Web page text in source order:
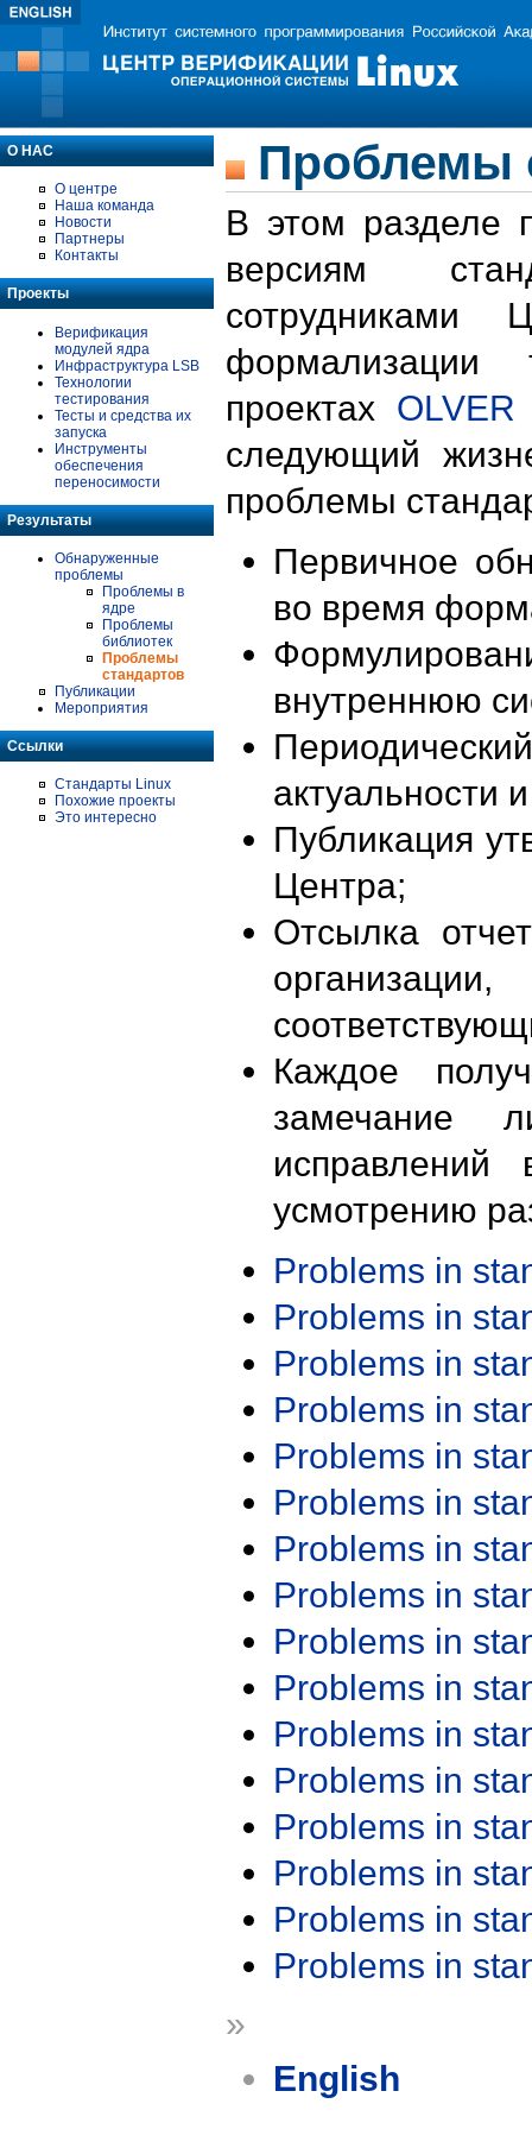
О НАС
О центре
Наша команда
Новости
Партнеры
Контакты
Проекты
Верификация
модулей ядра
Инфраструктура LSB
Технологии
тестирования
Тесты и средства их
запуска
Инструменты
обеспечения
переносимости
Результаты
Обнаруженные
проблемы
Проблемы в
ядре
Проблемы
библиотек
Проблемы
стандартов
Публикации
Мероприятия
Ссылки
Стандарты Linux
Похожие проекты
Это интересно
Проблемы
В этом разделе
версиям
формализации
проектах OLVER
следующий
проблемы
Первичное
во время
внутреннюю
актуальности
Публикация
Центра;
Отсылка
Каждое
замечание
исправлений
усмотрению
Problems in
Problems in
Problems in
Problems in
Problems in
Problems in
Problems in
Problems in
Problems in
Problems in
Problems in
Problems in
Problems in
Problems in
Problems in
Problems in
»
English